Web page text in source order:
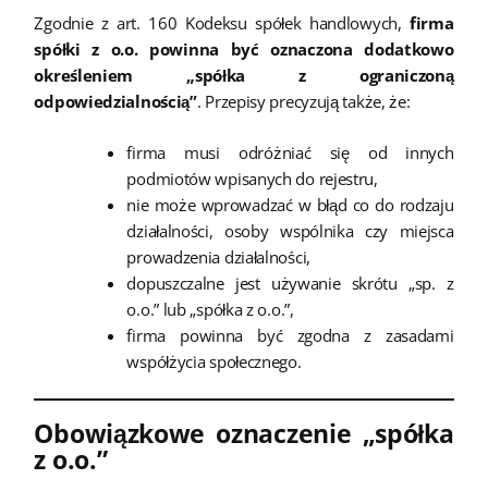
Zgodnie z art. 160 Kodeksu spółek handlowych,firma
spółki z o.o. powinna być oznaczona dodatkowo
określeniem „spółka z ograniczoną
odpowiedzialnością”. Przepisy precyzują także, że:
firma musi odróżniać się od innych
podmiotów wpisanych do rejestru,
nie może wprowadzać w błąd co do rodzaju
działalności, osoby wspólnika czy miejsca
prowadzenia działalności,
dopuszczalne jest używanie skrótu „sp. z
o.o.” lub „spółka z o.o.”,
firma powinna być zgodna z zasadami
współżycia społecznego.
Obowiązkowe oznaczenie „spółka
z o.o.”